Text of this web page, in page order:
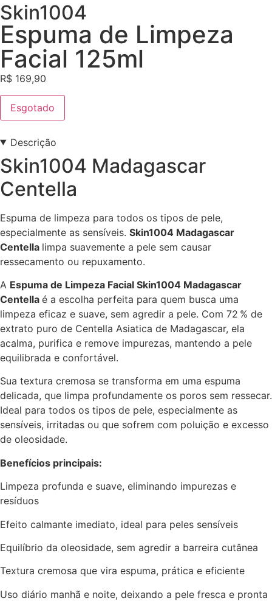
Skin1004
Espuma de Limpeza
Facial 125ml
R$ 169,90
Esgotado
Descrição
Skin1004 Madagascar
Centella
Espuma de limpeza para todos os tipos de pele,
especialmente as sensíveis. Skin1004 Madagascar
Centella limpa suavemente a pele sem causar
ressecamento ou repuxamento.
A Espuma de Limpeza Facial Skin1004 Madagascar
Centella é a escolha perfeita para quem busca uma
limpeza eficaz e suave, sem agredir a pele. Com 72 % de
extrato puro de Centella Asiatica de Madagascar, ela
acalma, purifica e remove impurezas, mantendo a pele
equilibrada e confortável.
Sua textura cremosa se transforma em uma espuma
delicada, que limpa profundamente os poros sem ressecar.
Ideal para todos os tipos de pele, especialmente as
sensíveis, irritadas ou que sofrem com poluição e excesso
de oleosidade.
Benefícios principais:
Limpeza profunda e suave, eliminando impurezas e
resíduos
Efeito calmante imediato, ideal para peles sensíveis
Equilíbrio da oleosidade, sem agredir a barreira cutânea
Textura cremosa que vira espuma, prática e eficiente
Uso diário manhã e noite, deixando a pele fresca e pronta